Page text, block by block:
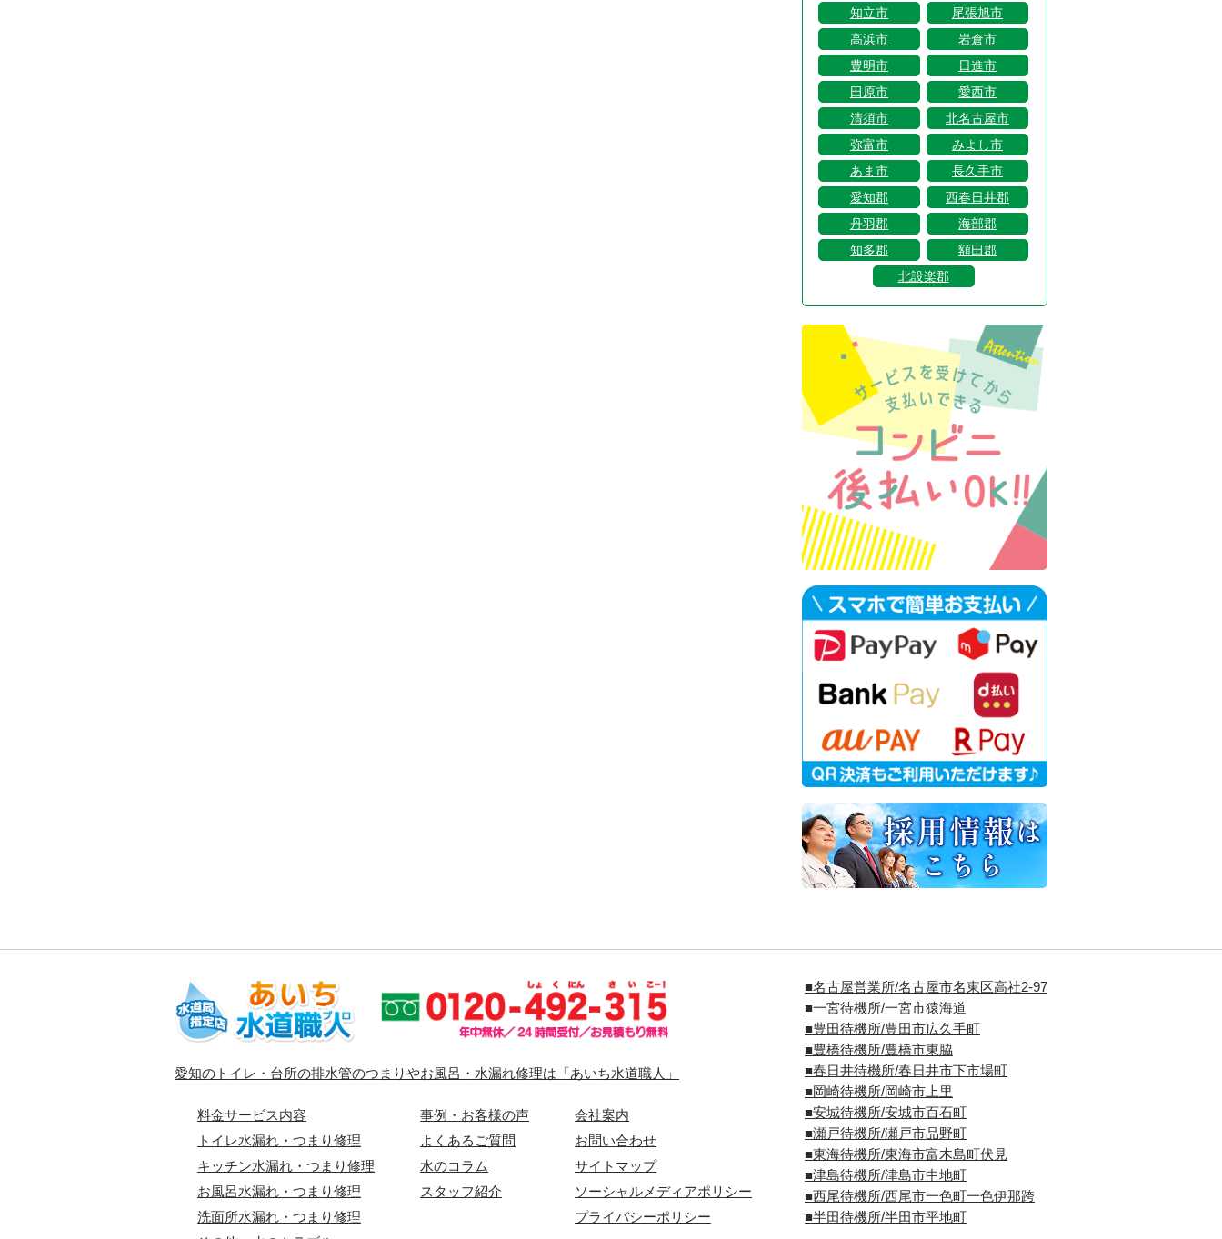
知立市
尾張旭市
高浜市
岩倉市
豊明市
日進市
田原市
愛西市
清須市
北名古屋市
弥富市
みよし市
あま市
長久手市
愛知郡
西春日井郡
丹羽郡
海部郡
知多郡
額田郡
北設楽郡
愛知のトイレ・台所の排水管のつまりやお風呂・水漏れ修理は「あいち水道職人」
料金サービス内容
トイレ水漏れ・つまり修理
キッチン水漏れ・つまり修理
お風呂水漏れ・つまり修理
洗面所水漏れ・つまり修理
事例・お客様の声
よくあるご質問
水のコラム
スタッフ紹介
会社案内
お問い合わせ
サイトマップ
ソーシャルメディアポリシー
プライバシーポリシー
■名古屋営業所/名古屋市名東区高社2-97
■一宮待機所/一宮市猿海道
■豊田待機所/豊田市広久手町
■豊橋待機所/豊橋市東脇
■春日井待機所/春日井市下市場町
■岡崎待機所/岡崎市上里
■安城待機所/安城市百石町
■瀬戸待機所/瀬戸市品野町
■東海待機所/東海市富木島町伏見
■津島待機所/津島市中地町
■西尾待機所/西尾市一色町一色伊那跨
■半田待機所/半田市平地町